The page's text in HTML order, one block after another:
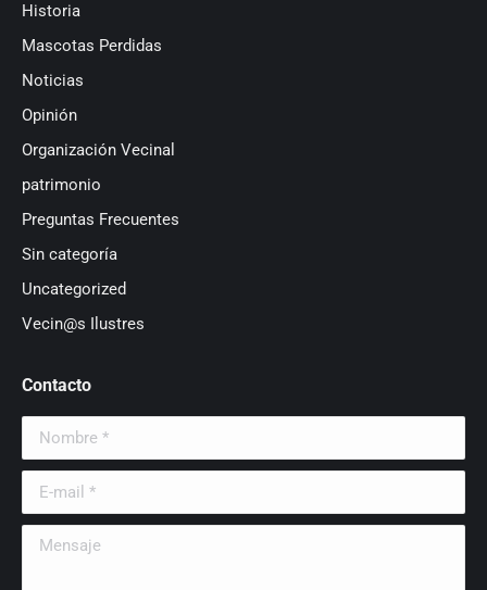
Historia
Mascotas Perdidas
Noticias
Opinión
Organización Vecinal
patrimonio
Preguntas Frecuentes
Sin categoría
Uncategorized
Vecin@s Ilustres
Contacto
Nombre *
E-mail *
Mensaje